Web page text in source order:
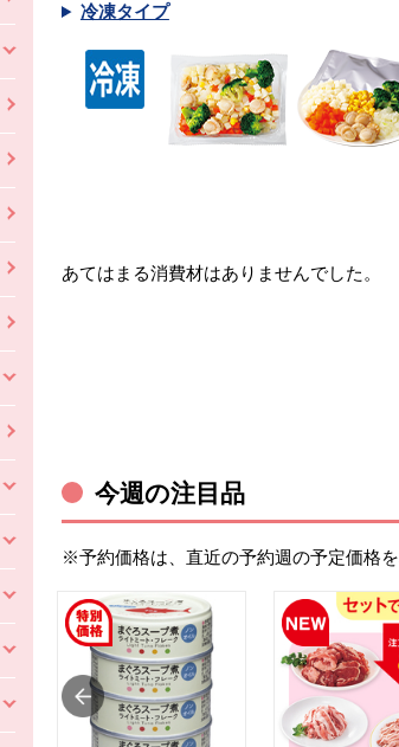
冷凍タイプ
あてはまる消費材はありませんでした。
今週の注目品
※予約価格は、直近の予約週の予定価格を